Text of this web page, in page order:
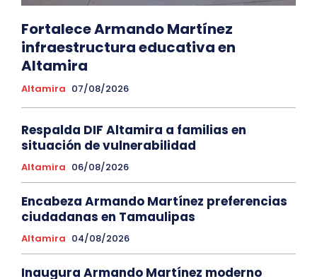
Fortalece Armando Martínez
infraestructura educativa en
Altamira
Altamira 07/08/2026
Respalda DIF Altamira a familias en
situación de vulnerabilidad
Altamira 06/08/2026
Encabeza Armando Martínez preferencias
ciudadanas en Tamaulipas
Altamira 04/08/2026
Inaugura Armando Martínez moderno